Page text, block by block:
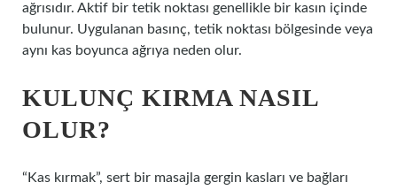
ağrısıdır. Aktif bir tetik noktası genellikle bir kasın içinde
bulunur. Uygulanan basınç, tetik noktası bölgesinde veya
aynı kas boyunca ağrıya neden olur.
KULUNÇ KIRMA NASIL
OLUR?
“Kas kırmak”, sert bir masajla gergin kasları ve bağları